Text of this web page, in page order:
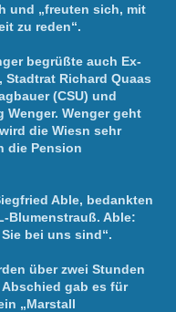
und „freuten sich, mit
zu reden“.
begrüßte auch Ex-
Stadtrat Richard Quaas
(CSU) und
Wenger. Wenger geht
die Wiesn sehr
die Pension
Able, bedankten
Blumenstrauß. Able:
bei uns sind“.
über zwei Stunden
gab es für
„Marstall